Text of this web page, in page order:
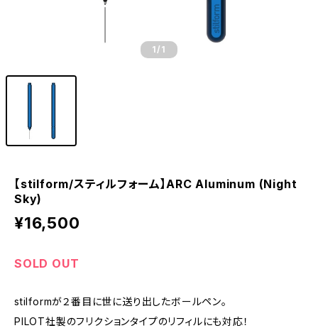
1 /1
【stilform/スティルフォーム】ARC Aluminum (Night
Sky)
¥16,500
SOLD OUT
stilformが２番目に世に送り出したボールペン。
PILOT社製のフリクションタイプのリフィルにも対応！